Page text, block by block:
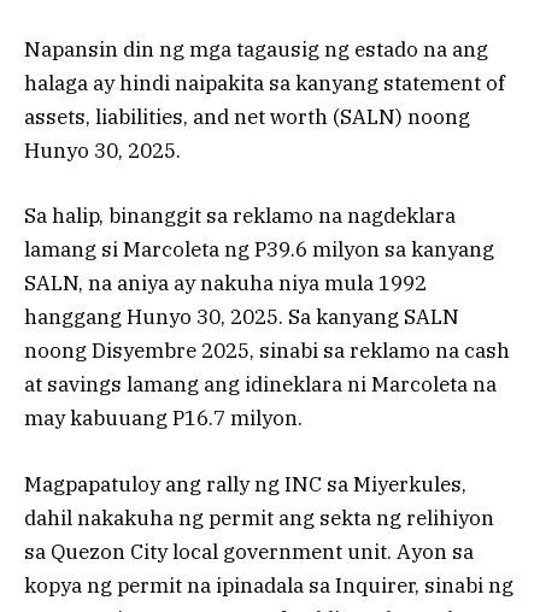
Napansin din ng mga tagausig ng estado na ang
halaga ay hindi naipakita sa kanyang statement of
assets, liabilities, and net worth (SALN) noong
Hunyo 30, 2025.
Sa halip, binanggit sa reklamo na nagdeklara
lamang si Marcoleta ng P39.6 milyon sa kanyang
SALN, na aniya ay nakuha niya mula 1992
hanggang Hunyo 30, 2025. Sa kanyang SALN
noong Disyembre 2025, sinabi sa reklamo na cash
at savings lamang ang idineklara ni Marcoleta na
may kabuuang P16.7 milyon.
Magpapatuloy ang rally ng INC sa Miyerkules,
dahil nakakuha ng permit ang sekta ng relihiyon
sa Quezon City local government unit. Ayon sa
kopya ng permit na ipinadala sa Inquirer, sinabi ng